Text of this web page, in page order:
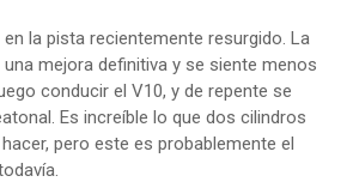
la pista recientemente resurgido. La
mejora definitiva y se siente menos
conducir el V10, y de repente se
Es increíble lo que dos cilindros
pero este es probablemente el